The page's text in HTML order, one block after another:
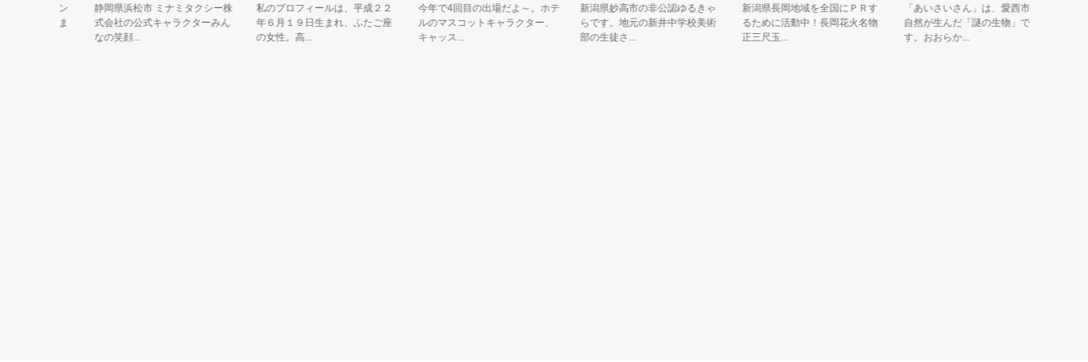
静岡県浜松市 ミナミタクシー株
式会社の公式キャラクターみん
なの笑顔...
私のプロフィールは、平成２２
年６月１９日生まれ、ふたご座
の女性。高...
今年で4回目の出場だよ～。ホテ
ルのマスコットキャラクター、
キャッス...
新潟県妙高市の非公認ゆるきゃ
らです。地元の新井中学校美術
部の生徒さ...
新潟県長岡地域を全国にＰＲす
るために活動中！長岡花火名物
正三尺玉...
「あいさいさん」は、愛西市の
自然が生んだ「謎の生物」で
す。おおらか...